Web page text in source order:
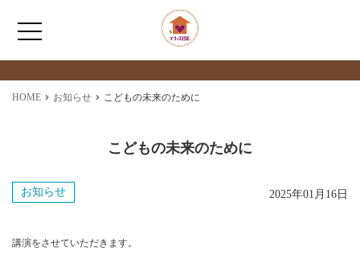
HOME
わたしたちについて
最新情報
NEWS
HOME お知らせ こどもの未来のために
こどもの未来のために
お知らせ 2025年01月16日
講演をさせていただきます。